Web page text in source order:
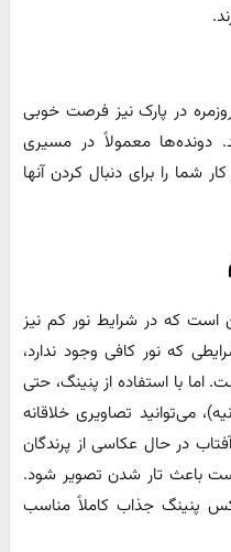
در پارک نیز فرصت خوبی
دونده‌ها معمولاً در مسیری
شما را برای دنبال کردن آنها
است که در شرایط نور کم نیز
که نور کافی وجود ندارد،
با استفاده از پنینگ، حتی
شاتر پایین (مانند 1/80 ثانیه)، می‌توانید تصاویری خلاقانه
در حال عکاسی از پرندگان
باعث تار شدن تصویر شود.
پنینگ جذاب کاملاً مناسب